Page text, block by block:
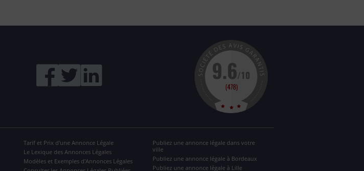
Tarif et Prix d'une Annonce Légale
Le Lexique des Annonces Légales
Modèles et Exemples d'Annonces Légales
Publiez une annonce légale dans votre
ville
Publiez une annonce légale à Bordeaux
Publiez une annonce légale à Lille